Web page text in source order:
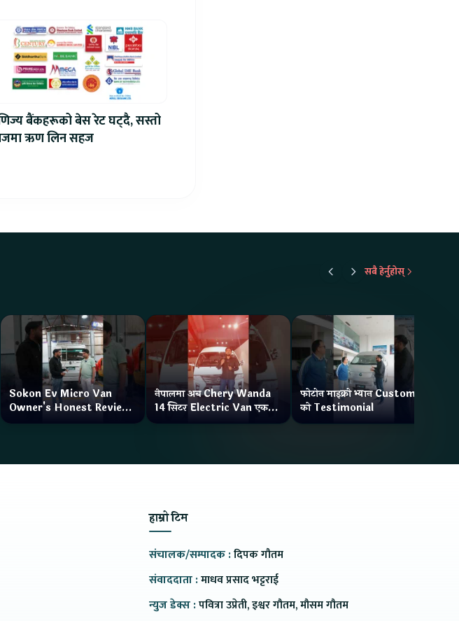
बैंकहरूको बेस रेट घट्दै, सस्तो
ऋण लिन सहज
सबै हेर्नुहोस्
Sokon Ev Micro Van
Owner's Honest Review
How is the service?
नेपालमा अब Chery Wanda
14 सिटर Electric Van एक
Charge मा दिन्छ 300KM
फोटोन माइक्रो भ्यान Customer
को Testimonial
हाम्रो टिम
संचालक/सम्पादक :दिपक गौतम
संवाददाता :माधव प्रसाद भट्टराई
न्युज डेक्स :पवित्रा उप्रेती, इश्वर गौतम, मौसम गौतम